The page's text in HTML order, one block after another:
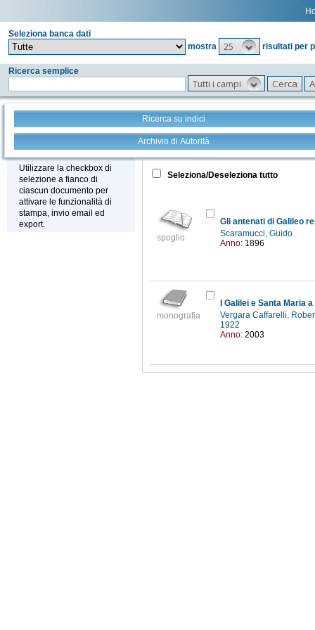
Seleziona banca dati
mostra
25 risultati per
Ricerca semplice
Tutti i campi
Ricerca su indici
Archivio di Autorità
Stampa - Email - Export
Utilizzare la checkbox di
selezione a fianco di
ciascun documento per
attivare le funzionalità di
stampa, invio email ed
export.
Tutto +
Seleziona/Deseleziona tutto
spoglio
Gli antenati di Galileo
Scaramucci, Guido
Anno: 1896
monografia
I Galilei e Santa Maria
Vergara Caffarelli,
1922
Anno: 2003